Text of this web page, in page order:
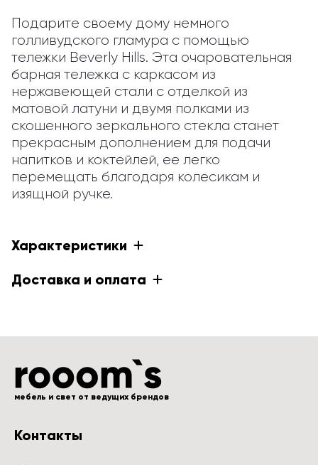
Подарите своему дому немного
голливудского гламура с помощью
тележки Beverly Hills. Эта очаровательная
барная тележка с каркасом из
нержавеющей стали с отделкой из
матовой латуни и двумя полками из
скошенного зеркального стекла станет
прекрасным дополнением для подачи
напитков и коктейлей, ее легко
перемещать благодаря колесикам и
изящной ручке.
Характеристики
Доставка и оплата
мебель и свет от ведущих брендов
Контакты